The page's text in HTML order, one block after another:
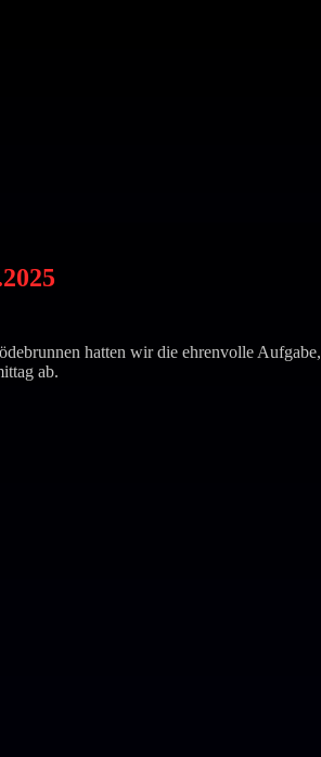
hatten wir die ehrenvolle
ab.